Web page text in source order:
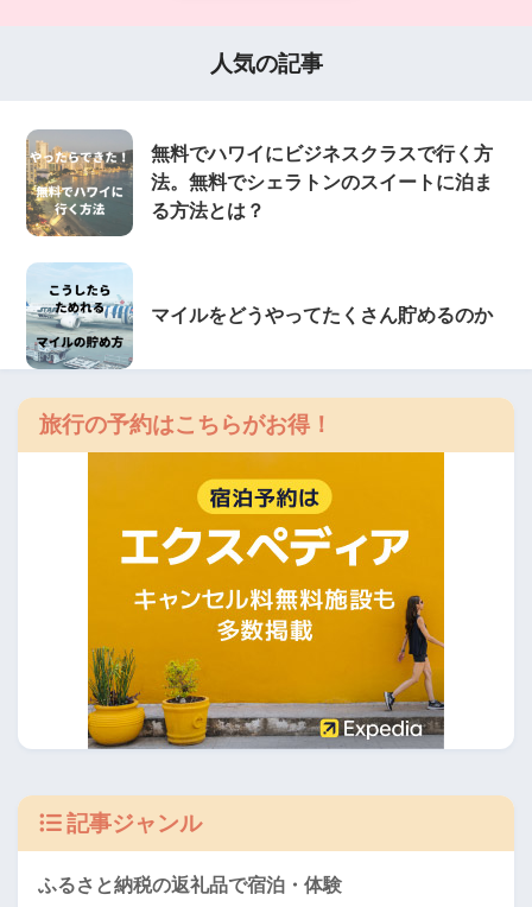
人気の記事
無料でハワイにビジネスクラスで行く方
法。無料でシェラトンのスイートに泊ま
る方法とは？
マイルをどうやってたくさん貯めるのか
旅行の予約はこちらがお得！
記事ジャンル
ふるさと納税の返礼品で宿泊・体験